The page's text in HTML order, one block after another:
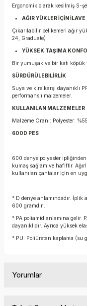
Ergonomik olarak kesilmiş S-
AĞIR YÜKLER İÇİN İLAVE
Çıkarılabilir bel kemeri ağır
24, Graduate)
YÜKSEK TAŞIMA
Bir yumuşak ve bir katı köpük
SÜRDÜRÜLEBİLİRLİK
Suya ve kire karşı dayanıklı
performanslı
KULLANILAN MALZEMELER
Malzeme Oranı: Polyester:
600D PES
600 denye polyester
kumaş sağlam ve hafiftir.
kullanılan çantalar için en
* D denye anlamındadır. İplik
600 gramdır..
* PA poliamid anlamına gelir.
dayanıklıdır. Ayrıca yüksek
* PU: Poliüretan kaplama (su
Yorumlar